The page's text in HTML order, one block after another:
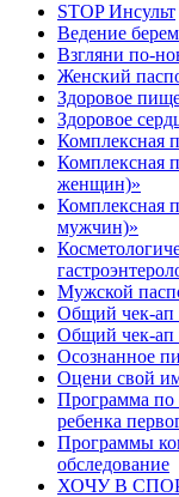
STOP Инсульт
Ведение
Взгляни по-
Женский
Здоровое
Здоровое
Комплексная
Комплексная
женщин)»
Комплексная
мужчин)»
Мужской
Общий чек-ап
Общий чек-ап
Осознанное
Оцени свой
Программа
ребенка
Программы
обследование
ХОЧУ В